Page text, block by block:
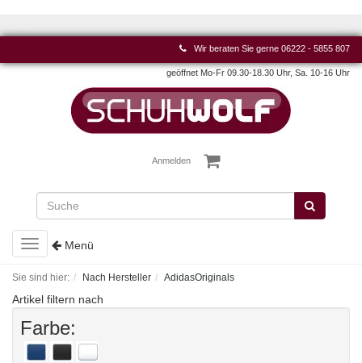
Wir beraten Sie gerne 06222 - 5855 807
geöffnet Mo-Fr 09.30-18.30 Uhr, Sa. 10-16 Uhr
Anmelden
Toggle
navigation
Menü
Sie sind hier: Nach Hersteller AdidasOriginals
Artikel filtern nach
Farbe: